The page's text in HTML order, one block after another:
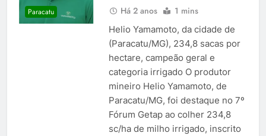
Paracatu Há 2 anos 1 mins
Helio Yamamoto, da cidade de
(Paracatu/MG), 234,8 sacas por
hectare, campeão geral e
categoria irrigado O produtor
mineiro Helio Yamamoto, de
Paracatu/MG, foi destaque no 7º
Fórum Getap ao colher 234,8
sc/ha de milho irrigado, inscrito